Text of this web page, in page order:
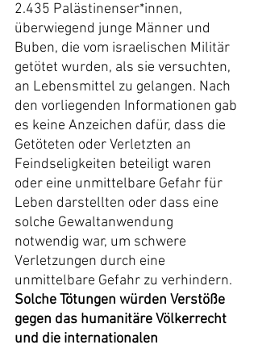
2.435 Palästinenser*innen,
überwiegend junge Männer und
Buben, die vom israelischen Militär
getötet wurden, als sie versuchten,
an Lebensmittel zu gelangen. Nach
den vorliegenden Informationen gab
es keine Anzeichen dafür, dass die
Getöteten oder Verletzten an
Feindseligkeiten beteiligt waren
oder eine unmittelbare Gefahr für
Leben darstellten oder dass eine
solche Gewaltanwendung
notwendig war, um schwere
Verletzungen durch eine
unmittelbare Gefahr zu verhindern.
Solche Tötungen würden Verstöße
gegen das humanitäre Völkerrecht
und die internationalen